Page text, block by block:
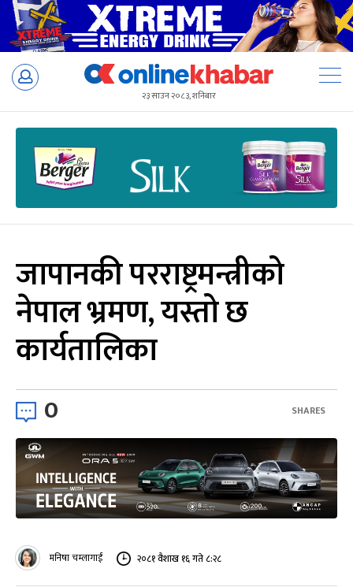
Skip
२३ साउन २०८३, शनिबार
जापानकी परराष्ट्रमन्त्रीको
नेपाल भ्रमण, यस्तो छ
कार्यतालिका
0 SHARES
मनिषा चम्लागाईं २०८१ वैशाख १६ गते ८:२८